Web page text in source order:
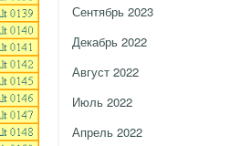
Сентябрь 2023
Декабрь 2022
Август 2022
Июль 2022
Апрель 2022